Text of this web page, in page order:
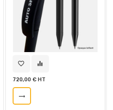
favorite_border equalizer
720,00 € HT
trending_flat